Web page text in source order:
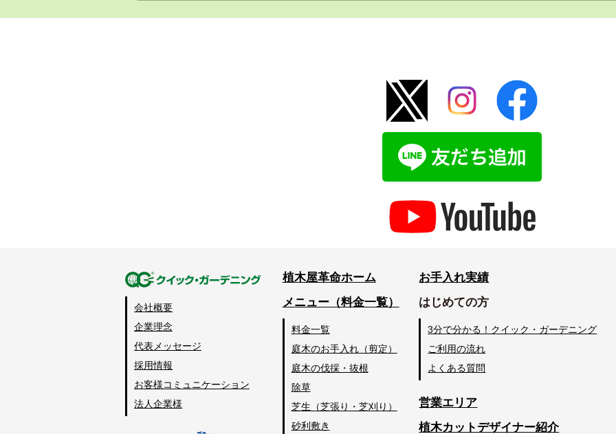
会社概要
企業理念
代表メッセージ
採用情報
お客様コミュニケーション
法人企業様
植木屋革命ホーム
メニュー（料金一覧）
料金一覧
庭木のお手入れ（剪定）
庭木の伐採・抜根
除草
芝生（芝張り・芝刈り）
砂利敷き
お手入れ実績
はじめての方
3分で分かる！クイック・ガーデニング
ご利用の流れ
よくある質問
営業エリア
植木カットデザイナー紹介